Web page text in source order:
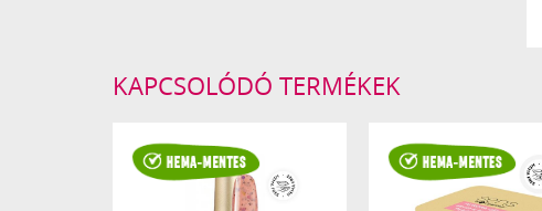
KAPCSOLÓDÓ TERMÉKEK